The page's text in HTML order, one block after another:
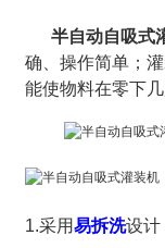
半自动自吸式
确、操作简单；
能使物料在零下
1.采用易拆洗设计